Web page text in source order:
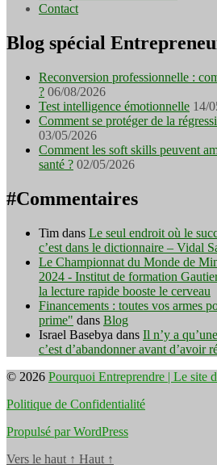
Contact
Blog spécial
Reconversion professionnelle :
? 06/08/2026
Test intelligence émotionnelle 14/
Comment se protéger de la
03/05/2026
Comment les soft skills peuvent
santé ? 02/05/2026
#Commentaires
Tim dans Le seul endroit où le
c’est dans le dictionnaire – Vidal
Le Championnat du Monde de
2024 - Institut de formation
la lecture rapide booste le cerveau
Financements : toutes vos armes
prime" dans Blog
Israel Basebya dans Il n’y a
c’est d’abandonner avant d’avoir
© 2026 Pourquoi Entreprendre | Le site
Politique de Confidentialité
Propulsé par WordPress
Vers le haut ↑ Haut ↑